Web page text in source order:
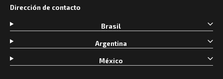
Dirección de contacto
Brasil
Argentina
México